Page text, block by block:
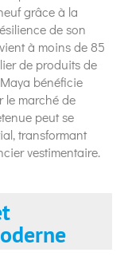
grâce à la
de son
à moins de 85
de produits de
bénéficie
le marché de
peut se
transformant
vestimentaire.